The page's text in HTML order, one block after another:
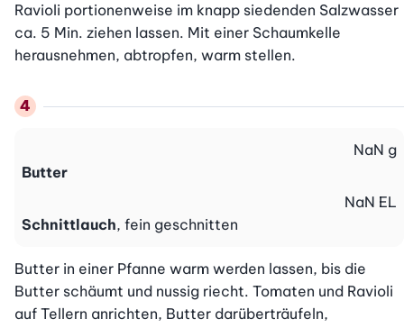
Ravioli portionenweise im knapp siedenden Salzwasser
ca. 5 Min. ziehen lassen. Mit einer Schaumkelle
herausnehmen, abtropfen, warm stellen.
Butter
NaN g
Schnittlauch, fein geschnitten
NaN EL
Butter in einer Pfanne warm werden lassen, bis die
Butter schäumt und nussig riecht. Tomaten und Ravioli
auf Tellern anrichten, Butter darüberträufeln,